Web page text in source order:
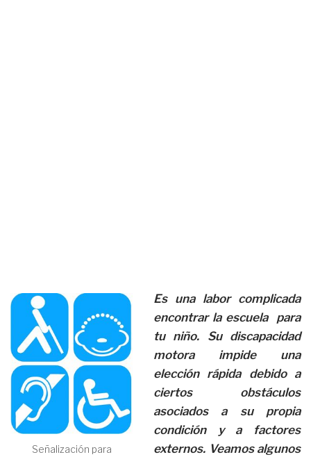
Señalización para
Es una labor complicada
encontrar la escuela para
tu niño. Su discapacidad
motora impide una
elección rápida debido a
ciertos obstáculos
asociados a su propia
condición y a factores
externos. Veamos algunos